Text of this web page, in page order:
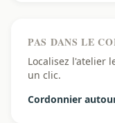
PAS DANS LE
Localisez l'atelier
un clic.
Cordonnier